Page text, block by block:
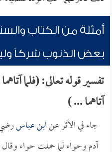
أمثلة من الكتاب
بعض الذنوب شركاً
تفسير قوله تعالى: (فلما
آتاهما ... )
جاء في الأثر عنابن عباس
آدم وحواء لما حملت حواء وقال